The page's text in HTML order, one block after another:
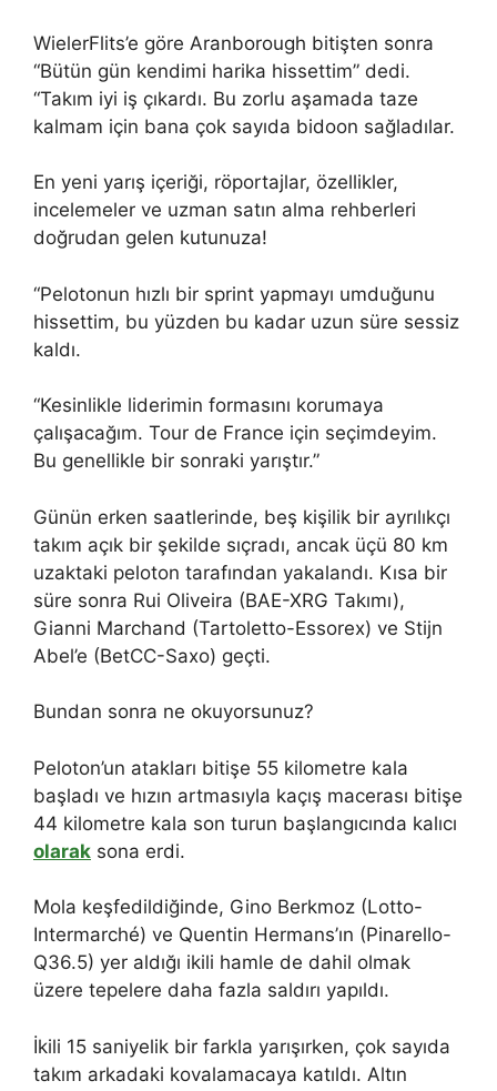
WielerFlits’e göre Aranborough bitişten sonra
“Bütün gün kendimi harika hissettim” dedi.
“Takım iyi iş çıkardı. Bu zorlu aşamada taze
kalmam için bana çok sayıda bidoon sağladılar.
En yeni yarış içeriği, röportajlar, özellikler,
incelemeler ve uzman satın alma rehberleri
doğrudan gelen kutunuza!
“Pelotonun hızlı bir sprint yapmayı umduğunu
hissettim, bu yüzden bu kadar uzun süre sessiz
kaldı.
“Kesinlikle liderimin formasını korumaya
çalışacağım. Tour de France için seçimdeyim.
Bu genellikle bir sonraki yarıştır.”
Günün erken saatlerinde, beş kişilik bir ayrılıkçı
takım açık bir şekilde sıçradı, ancak üçü 80 km
uzaktaki peloton tarafından yakalandı. Kısa bir
süre sonra Rui Oliveira (BAE-XRG Takımı),
Gianni Marchand (Tartoletto-Essorex) ve Stijn
Abel’e (BetCC-Saxo) geçti.
Bundan sonra ne okuyorsunuz?
Peloton’un atakları bitişe 55 kilometre kala
başladı ve hızın artmasıyla kaçış macerası bitişe
44 kilometre kala son turun başlangıcında kalıcı
olarak sona erdi.
Mola keşfedildiğinde, Gino Berkmoz (Lotto-
Intermarché) ve Quentin Hermans’ın (Pinarello-
Q36.5) yer aldığı ikili hamle de dahil olmak
üzere tepelere daha fazla saldırı yapıldı.
İkili 15 saniyelik bir farkla yarışırken, çok sayıda
takım arkadaki kovalamacaya katıldı. Altın